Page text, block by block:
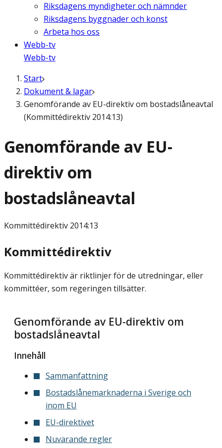
Riksdagens myndigheter och nämnder
Riksdagens byggnader och konst
Arbeta hos oss
Webb-tv
Webb-tv
Start
Dokument & lagar
Genomförande av EU-direktiv om bostadslåneavtal
(Kommittédirektiv 2014:13)
Genomförande av EU-
direktiv om
bostadslåneavtal
Kommittédirektiv 2014:13
Kommittédirektiv
Kommittédirektiv är riktlinjer för de utredningar, eller
kommittéer, som regeringen tillsätter.
Genomförande av EU-direktiv om
bostadslåneavtal
Innehåll
Sammanfattning
Bostadslånemarknaderna i Sverige och
inom EU
EU-direktivet
Nuvarande regler